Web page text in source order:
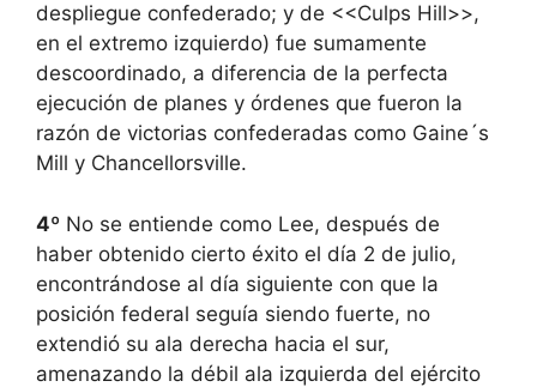
despliegue confederado; y de <<Culps Hill>>,
en el extremo izquierdo) fue sumamente
descoordinado, a diferencia de la perfecta
ejecución de planes y órdenes que fueron la
razón de victorias confederadas como Gaine´s
Mill y Chancellorsville.
4º No se entiende como Lee, después de
haber obtenido cierto éxito el día 2 de julio,
encontrándose al día siguiente con que la
posición federal seguía siendo fuerte, no
extendió su ala derecha hacia el sur,
amenazando la débil ala izquierda del ejército